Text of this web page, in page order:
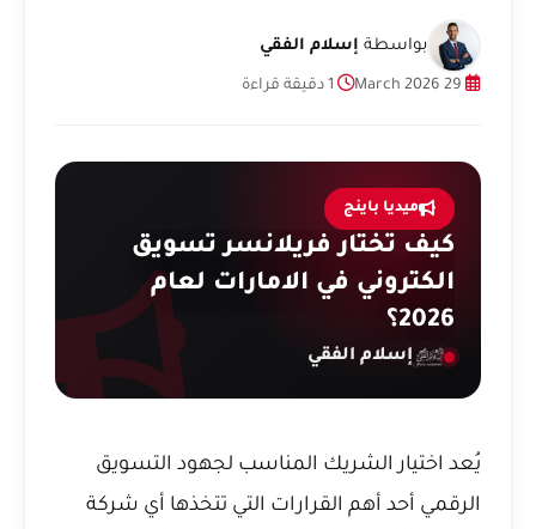
بواسطة إسلام الفقي
ميديا باينج
كيف تختار فريلانسر تسويق
الكتروني في الامارات لعام
2026؟
إسلام الفقي
يُعد اختيار الشريك المناسب لجهود التسويق
الرقمي أحد أهم القرارات التي تتخذها أي شركة